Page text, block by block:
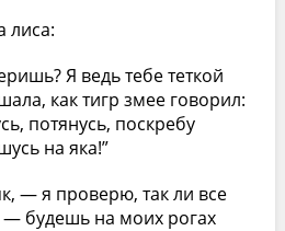
лиса:
Я ведь тебе теткой
как тигр змее говорил:
потянусь, поскребу
на яка!”
— я проверю, так ли все
— будешь на моих рогах